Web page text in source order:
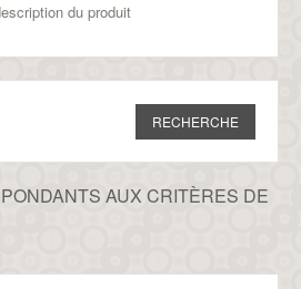
du produit
AUX CRITÈRES DE